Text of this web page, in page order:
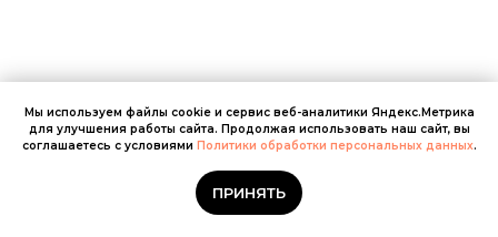
Мы онлайн
Мы используем файлы cookie и сервис веб-аналитики Яндекс.Метрика
для улучшения работы сайта. Продолжая использовать наш сайт, вы
соглашаетесь с условиями Политики обработки персональных данных.
ПРИНЯТЬ